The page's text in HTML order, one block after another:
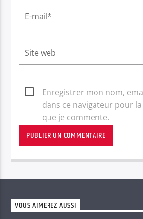
Enregistrer mon nom,
dans ce navigateur pour
que je commente.
VOUS AIMEREZ AUSSI